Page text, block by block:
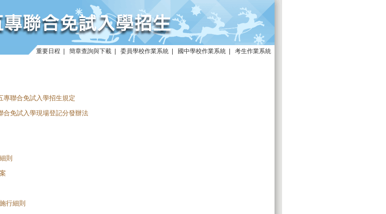
重要日程 簡章查詢與下載 委員學校作業系統 國中學校作業系統 考生作業系統
專聯合免試入學招生規定
合免試入學現場登記分發辦法
則
行細則